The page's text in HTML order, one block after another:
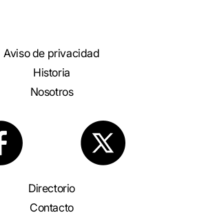
Aviso de privacidad
Historia
Nosotros
Directorio
Contacto